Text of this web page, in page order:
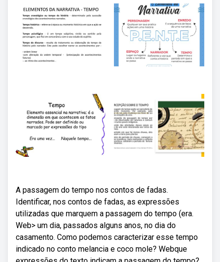
A passagem do tempo nos contos de fadas.
Identificar, nos contos de fadas, as expressões
utilizadas que marquem a passagem do tempo (era.
Web> um dia, passados alguns anos, no dia do
casamento. Como podemos caracterizar esse tempo
indicado no conto melancia e coco mole? Webque